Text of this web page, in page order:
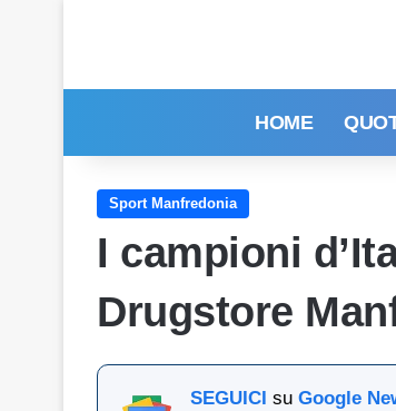
HOME
Sport Manfredonia
I campioni
Drugstore
SEGUICI su Google